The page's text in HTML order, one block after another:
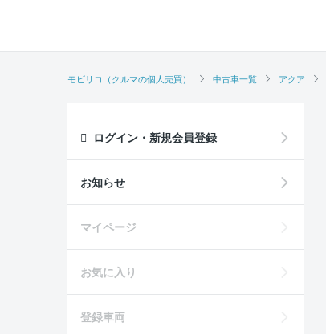
モビリコ（クルマの個人売買） 中古車一覧 アクア
ログイン・新規会員登録
お知らせ
マイページ
お気に入り
登録車両